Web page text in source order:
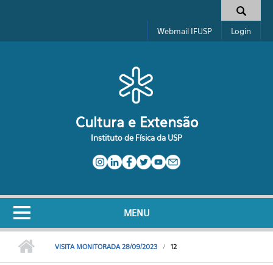
Formulário de busca
Webmail IFUSP Login
Cultura e Extensão
Instituto de Física da USP
MENU
VISITA MONITORADA 28/09/2023 12